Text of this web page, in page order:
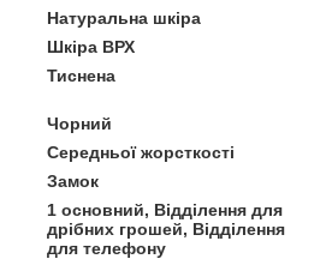
Натуральна шкіра
Шкіра ВРХ
Тиснена
Чорний
Середньої жорсткості
Замок
1 основний, Відділення для
дрібних грошей, Відділення
для телефону